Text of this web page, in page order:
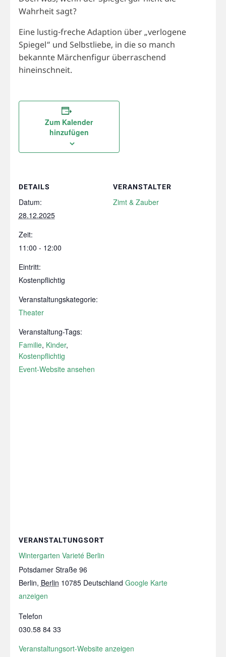
Wahrheit sagt?
Eine lustig-freche Adaption über „verlogene
Spiegel“ und Selbstliebe, in die so manch
bekannte Märchenfigur überraschend
hineinschneit.
Zum Kalender
hinzufügen
DETAILS
Datum:
28.12.2025
Zeit:
11:00 - 12:00
Eintritt:
Kostenpflichtig
Veranstaltungskategorie:
Theater
Veranstaltung-Tags:
Familie, Kinder,
Kostenpflichtig
Event-Website ansehen
VERANSTALTER
Zimt & Zauber
VERANSTALTUNGSORT
Wintergarten Varieté Berlin
Potsdamer Straße 96
Berlin, Berlin 10785 Deutschland Google Karte
anzeigen
Telefon
030.58 84 33
Veranstaltungsort-Website anzeigen